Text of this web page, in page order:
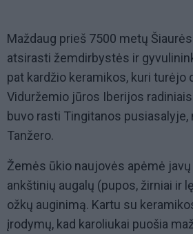
Maždaug prieš 7500 metų
atsirasti žemdirbystės ir
pat kardžio keramikos, kuri turėjo
Viduržemio jūros Iberijos
buvo rasti Tingitanos pusiasalyje,
Tanžero.
Žemės ūkio naujovės apėmė
ankštinių augalų (pupos, žirniai ir
ožkų auginimą. Kartu su
įrodymų, kad karoliukai puošia